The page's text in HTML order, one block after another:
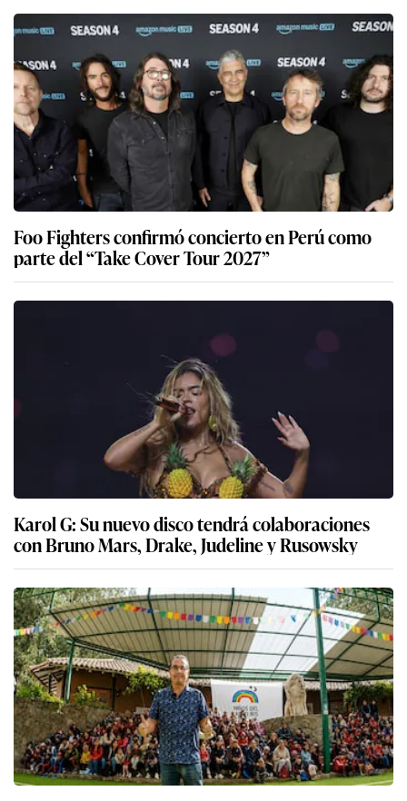
Foo Fighters confirmó concierto en Perú como
parte del “Take Cover Tour 2027”
Karol G: Su nuevo disco tendrá colaboraciones
con Bruno Mars, Drake, Judeline y Rusowsky